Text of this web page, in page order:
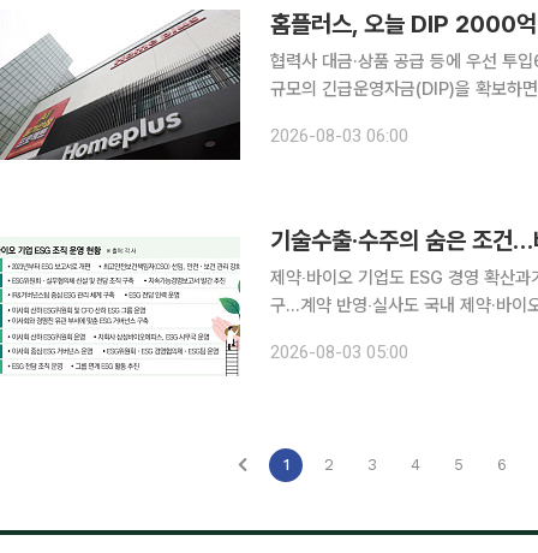
홈플러스, 오늘 DIP 2000
협력사 대금·상품 공급 등에 우선 투입67곳 재
규모의 긴급운영자금(DIP)을 확보하
이다. 3일 유통업계에 따르면 홈플
2026-08-03 06:00
기술수출·수주의 숨은 조건
제약‧바이오 기업도 ESG 경영 확산
구…계약 반영‧실사도 국내 제약·바이오기업들이 ESG(환경·사회·지배구조) 경영을 강화하고 있다.
의 기술수출, 공동연구, 위탁개발생
2026-08-03 05:00
1 2 3 4 5 6